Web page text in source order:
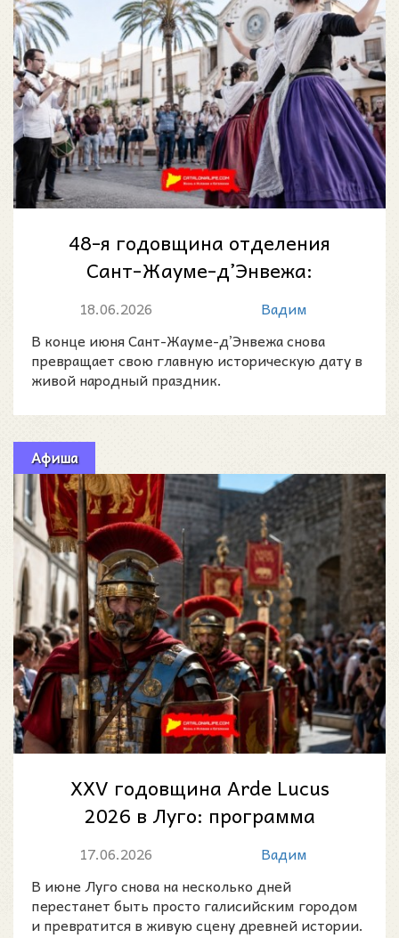
48-я годовщина отделения
Сант-Жауме-д’Энвежа:
праздник памяти, лета и
местной гордости в д...
18.06.2026
Вадим
В конце июня Сант-Жауме-д’Энвежа снова
превращает свою главную историческую дату в
живой народный праздник.
Афиша
XXV годовщина Arde Lucus
2026 в Луго: программа
праздника исторической
реконструкции Annvs...
17.06.2026
Вадим
В июне Луго снова на несколько дней
перестанет быть просто галисийским городом
и превратится в живую сцену древней истории.